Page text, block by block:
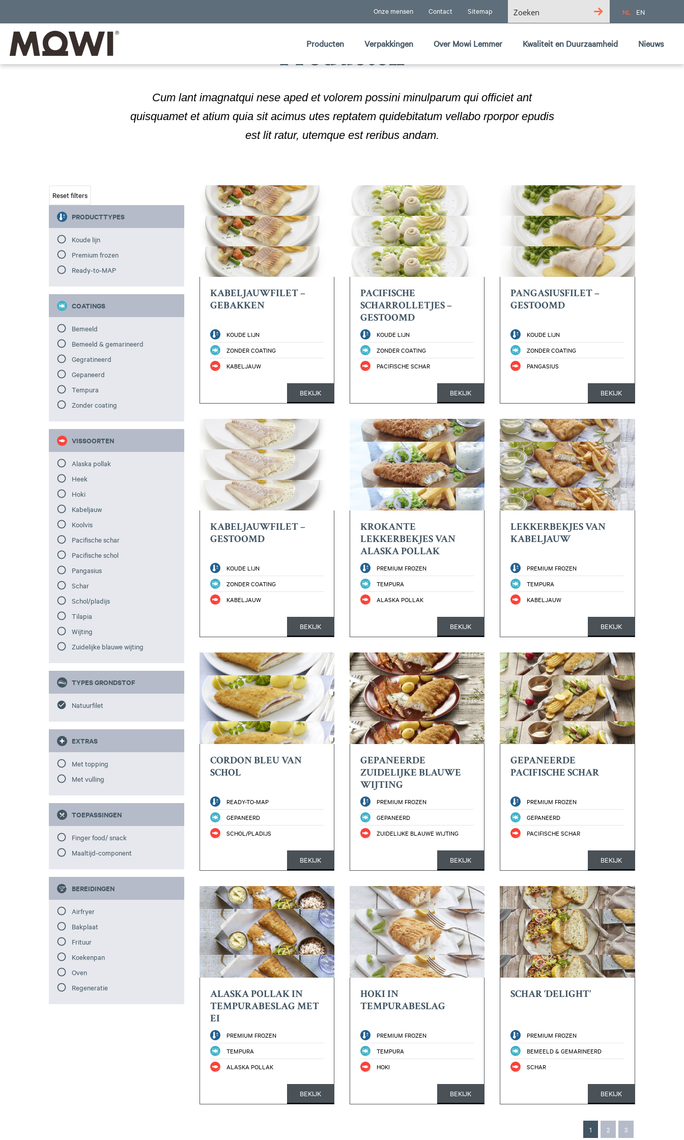
NL EN
Onze mensen Contact Sitemap
Producten Verpakkingen Over Mowi Lemmer Kwaliteit en Duurzaamheid Nieuws
Producten
Cum lant imagnatqui nese aped et volorem possini minulparum qui officiet ant
quisquamet et atium quia sit acimus utes reptatem quidebitatum vellabo rporpor epudis
est lit ratur, utemque est reribus andam.
PRODUCTTYPES
Koude lijn
Premium frozen
Ready-to-MAP
COATINGS
Bemeeld
Bemeeld & gemarineerd
Gegratineerd
Gepaneerd
Tempura
Zonder coating
VISSOORTEN
Alaska pollak
Heek
Hoki
Kabeljauw
Koolvis
Pacifische schar
Pacifische schol
Pangasius
Schar
Schol/pladijs
Tilapia
Wijting
Zuidelijke blauwe wijting
TYPES GRONDSTOF
Natuurfilet
EXTRAS
Met topping
Met vulling
TOEPASSINGEN
Finger food/ snack
Maaltijd-component
BEREIDINGEN
Airfryer
Bakplaat
Frituur
Koekenpan
Oven
Regeneratie
KABELJAUWFILET –
GEBAKKEN
KOUDE LIJN
ZONDER COATING
KABELJAUW
BEKIJK
PACIFISCHE
SCHARROLLETJES –
GESTOOMD
KOUDE LIJN
ZONDER COATING
PACIFISCHE SCHAR
BEKIJK
PANGASIUSFILET –
GESTOOMD
KOUDE LIJN
ZONDER COATING
PANGASIUS
BEKIJK
KABELJAUWFILET –
GESTOOMD
KOUDE LIJN
ZONDER COATING
KABELJAUW
BEKIJK
KROKANTE
LEKKERBEKJES VAN
ALASKA POLLAK
PREMIUM FROZEN
TEMPURA
ALASKA POLLAK
BEKIJK
LEKKERBEKJES VAN
KABELJAUW
PREMIUM FROZEN
TEMPURA
KABELJAUW
BEKIJK
CORDON BLEU VAN
SCHOL
READY-TO-MAP
GEPANEERD
SCHOL/PLADIJS
BEKIJK
GEPANEERDE
ZUIDELIJKE BLAUWE
WIJTING
PREMIUM FROZEN
GEPANEERD
ZUIDELIJKE BLAUWE WIJTING
BEKIJK
GEPANEERDE
PACIFISCHE SCHAR
PREMIUM FROZEN
GEPANEERD
PACIFISCHE SCHAR
BEKIJK
ALASKA POLLAK IN
TEMPURABESLAG MET
EI
PREMIUM FROZEN
TEMPURA
ALASKA POLLAK
BEKIJK
HOKI IN
TEMPURABESLAG
PREMIUM FROZEN
TEMPURA
HOKI
BEKIJK
SCHAR ‘DELIGHT’
PREMIUM FROZEN
BEMEELD & GEMARINEERD
SCHAR
BEKIJK
1 2 3